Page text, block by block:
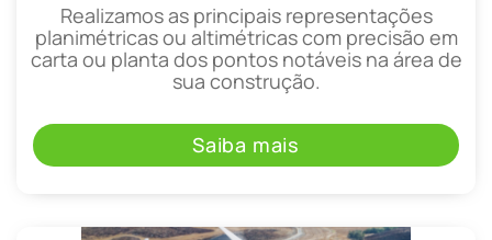
Realizamos as principais representações
planimétricas ou altimétricas com precisão em
carta ou planta dos pontos notáveis na área de
sua construção.
Saiba mais